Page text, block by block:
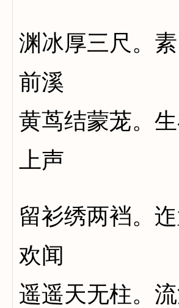
渊冰厚三尺。
前溪
黄茑结蒙茏。
上声
留衫绣两裆。
欢闻
遥遥天无柱。